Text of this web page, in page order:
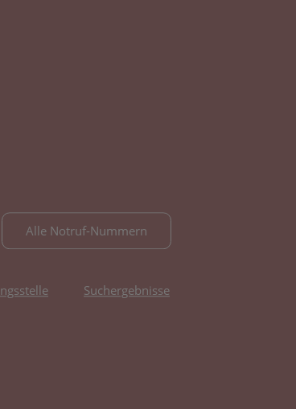
Alle Notruf-Nummern
Suchergebnisse